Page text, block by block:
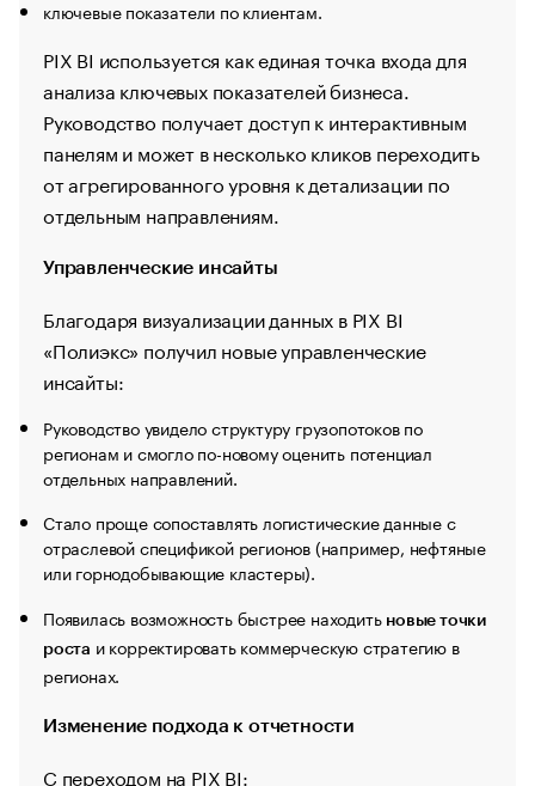
ключевые показатели по клиентам.
PIX BI используется как единая точка входа для
анализа ключевых показателей бизнеса.
Руководство получает доступ к интерактивным
панелям и может в несколько кликов переходить
от агрегированного уровня к детализации по
отдельным направлениям.
Управленческие инсайты
Благодаря визуализации данных в PIX BI
«Полиэкс» получил новые управленческие
инсайты:
Руководство увидело структуру грузопотоков по
регионам и смогло по-новому оценить потенциал
отдельных направлений.
Стало проще сопоставлять логистические данные с
отраслевой спецификой регионов (например, нефтяные
или горнодобывающие кластеры).
Появилась возможность быстрее находить новые точки
роста и корректировать коммерческую стратегию в
регионах.
Изменение подхода к отчетности
С переходом на PIX BI: